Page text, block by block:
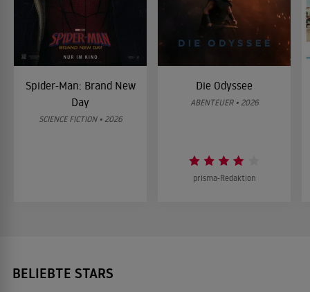
Spider-Man: Brand New
Day
SCIENCE FICTION • 2026
Die Odyssee
ABENTEUER • 2026
prisma-Redaktion
BELIEBTE STARS